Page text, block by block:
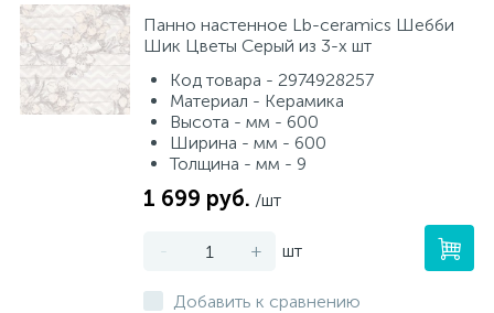
Панно настенное Lb-ceramics Шебби
Шик Цветы Серый из 3-х шт
Код товара - 2974928257
Материал - Керамика
Высота - мм - 600
Ширина - мм - 600
Толщина - мм - 9
1 699 руб. /шт
- + шт
Добавить к сравнению